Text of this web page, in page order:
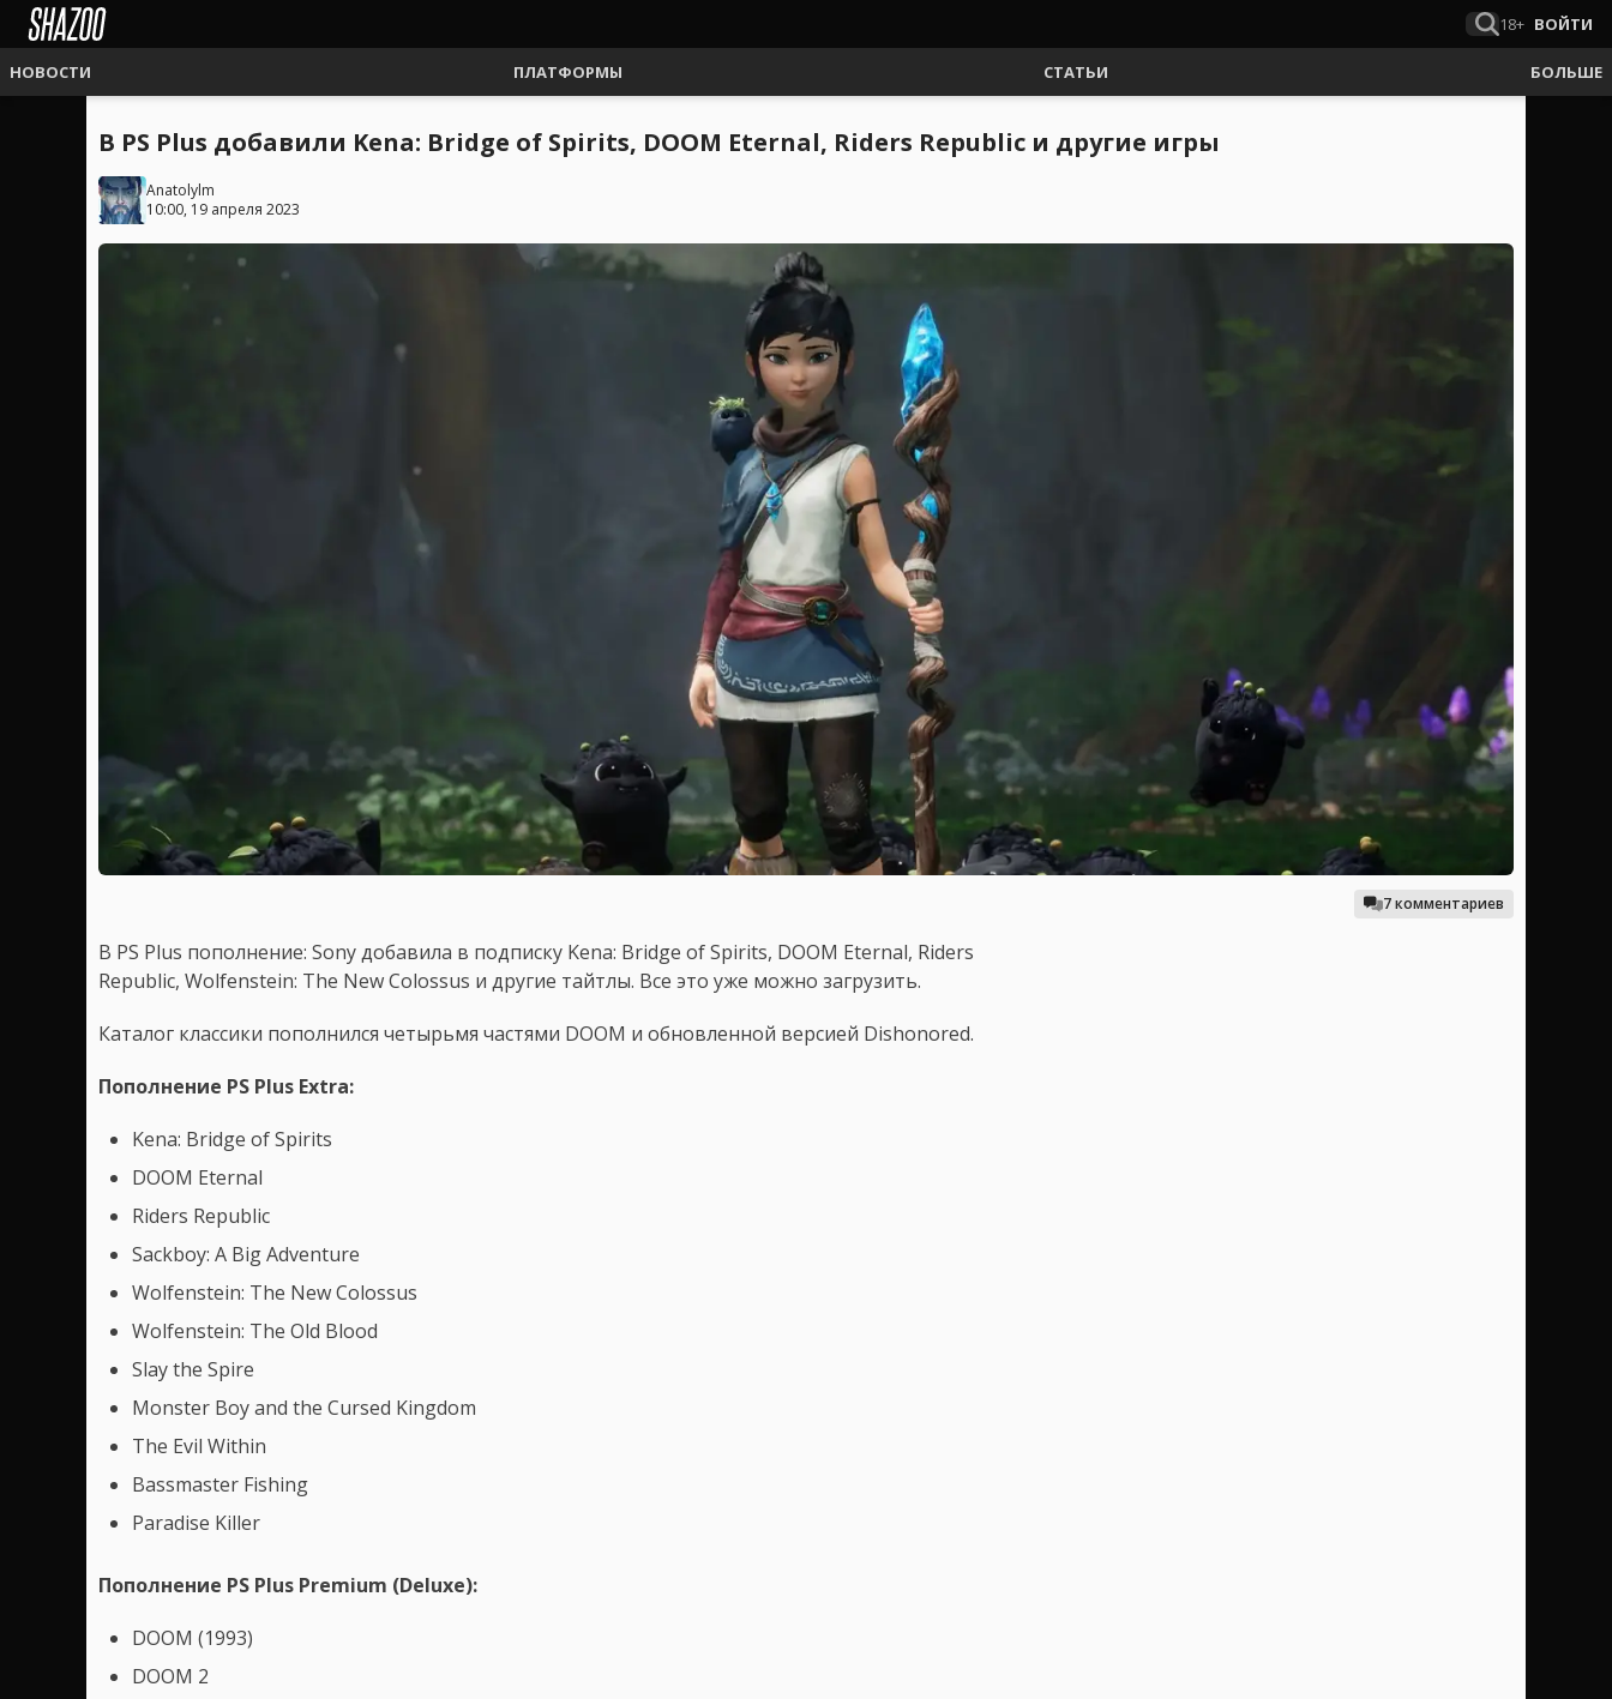
18+ ВОЙТИ
НОВОСТИ ПЛАТФОРМЫ СТАТЬИ БОЛЬШЕ
В PS Plus добавили Kena: Bridge of Spirits, DOOM Eternal, Riders Republic и другие игры
Anatolylm
10:00, 19 апреля 2023
7 комментариев
В PS Plus пополнение: Sony добавила в подписку Kena: Bridge of Spirits, DOOM Eternal, Riders
Republic, Wolfenstein: The New Colossus и другие тайтлы. Все это уже можно загрузить.
Каталог классики пополнился четырьмя частями DOOM и обновленной версией Dishonored.
Пополнение PS Plus Extra:
Kena: Bridge of Spirits
DOOM Eternal
Riders Republic
Sackboy: A Big Adventure
Wolfenstein: The New Colossus
Wolfenstein: The Old Blood
Slay the Spire
Monster Boy and the Cursed Kingdom
The Evil Within
Bassmaster Fishing
Paradise Killer
Пополнение PS Plus Premium (Deluxe):
DOOM (1993)
DOOM 2